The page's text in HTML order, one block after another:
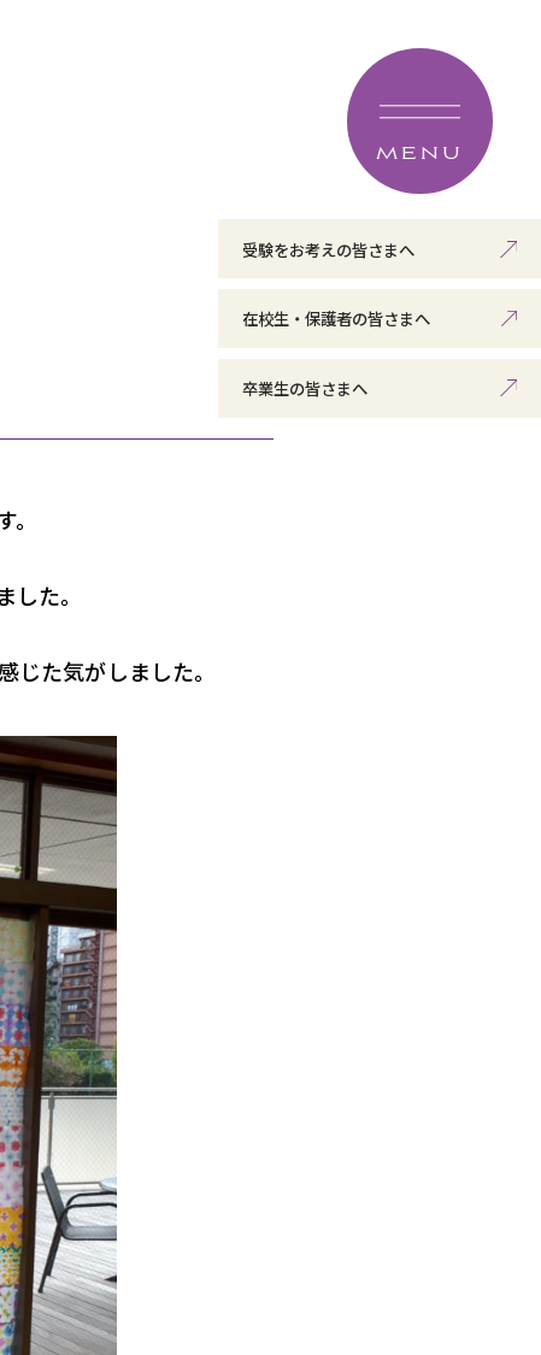
MENU
受験をお考えの皆さまへ
在校生・保護者の皆さまへ
卒業生の皆さまへ
た。
た気がしました。